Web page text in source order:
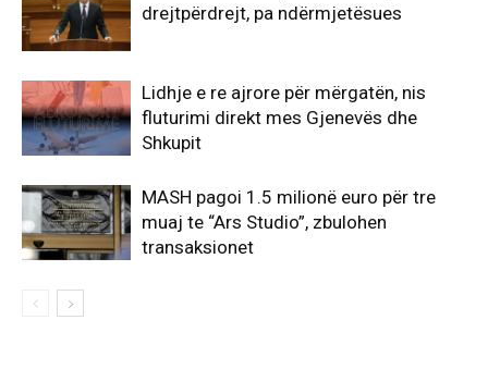
drejtpërdrejt, pa ndërmjetësues
Lidhje e re ajrore për mërgatën, nis
fluturimi direkt mes Gjenevës dhe
Shkupit
MASH pagoi 1.5 milionë euro për tre
muaj te “Ars Studio”, zbulohen
transaksionet